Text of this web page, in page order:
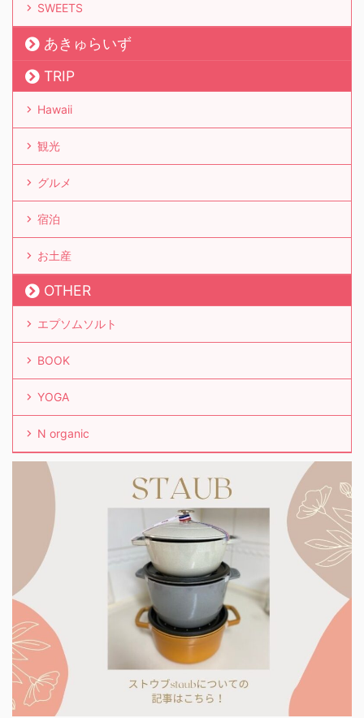
SWEETS
あきゅらいず
TRIP
Hawaii
観光
グルメ
宿泊
お土産
OTHER
エプソムソルト
BOOK
YOGA
N organic